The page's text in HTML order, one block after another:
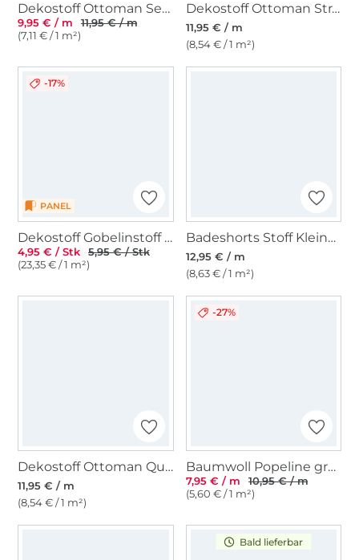
Dekostoff Ottoman Segelboote, wollweiß
9,95 € / m
11,95 € / m
(7,11 € / 1 m²)
Dekostoff Ottoman Strand, Meer & Segelmotive
11,95 € / m
(8,54 € / 1 m²)
PANEL
-17%
Dekostoff Gobelinstoff Nautic Teddy Bear Panel, 46 x 46 cm
4,95 € / Stk
5,95 € / Stk
(23,35 € / 1 m²)
Badeshorts Stoff Kleine Enten, marine
12,95 € / m
(8,63 € / 1 m²)
Dekostoff Ottoman Quallen, marine
11,95 € / m
(8,54 € / 1 m²)
-27%
Baumwoll Popeline großer Anker, marine
7,95 € / m
10,95 € / m
(5,60 € / 1 m²)
Bald lieferbar